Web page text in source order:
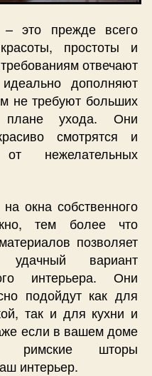
– это прежде всего
простоты и
отвечают
дополняют
не требуют больших
ухода. Они
смотрятся и
нежелательных
окна собственного
тем более что
позволяет
удачный вариант
интерьера. Они
подойдут как для
так и для кухни и
если в вашем доме
римские шторы
интерьер.